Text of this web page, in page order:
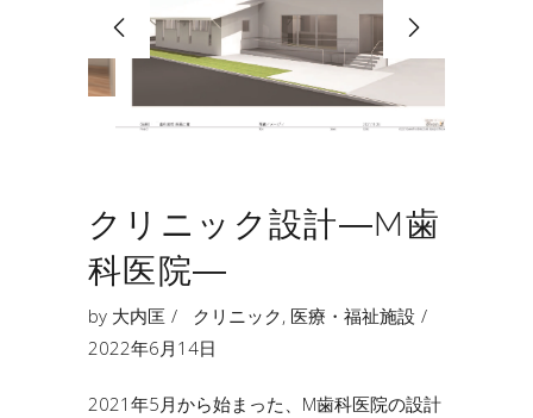
クリニック設計―M歯
科医院―
by 大内匡 クリニック, 医療・福祉施設
2022年6月14日
2021年5月から始まった、M歯科医院の設計